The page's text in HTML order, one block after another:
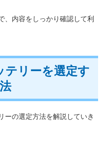
、内容をしっかり確認して利
テリーを選定す
ーの選定方法を解説していき